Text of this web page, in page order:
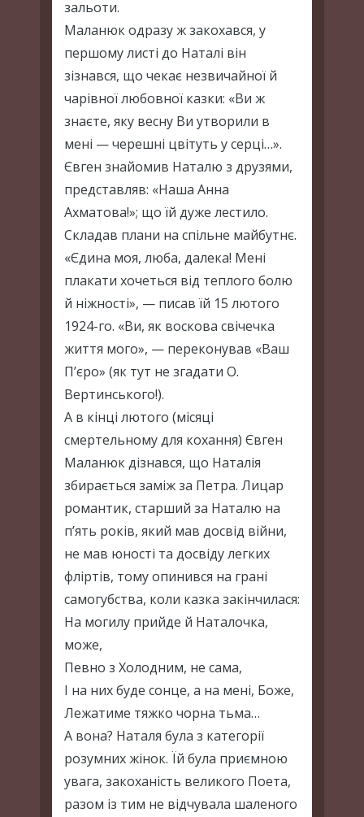
зальоти.
Маланюк одразу ж закохався, у
першому листі до Наталі він
зізнався, що чекає незвичайної й
чарівної любовної казки: «Ви ж
знаєте, яку весну Ви утворили в
мені — черешні цвітуть у серці…».
Євген знайомив Наталю з друзями,
представляв: «Наша Анна
Ахматова!»; що їй дуже лестило.
Складав плани на спільне майбутнє.
«Єдина моя, люба, далека! Мені
плакати хочеться від теплого болю
й ніжності», — писав їй 15 лютого
1924-го. «Ви, як воскова свічечка
життя мого», — переконував «Ваш
П’єро» (як тут не згадати О.
Вертинського!).
А в кінці лютого (місяці
смертельному для кохання) Євген
Маланюк дізнався, що Наталія
збирається заміж за Петра. Лицар
романтик, старший за Наталю на
п’ять років, який мав досвід війни,
не мав юності та досвіду легких
фліртів, тому опинився на грані
самогубства, коли казка закінчилася:
На могилу прийде й Наталочка,
може,
Певно з Холодним, не сама,
І на них буде сонце, а на мені, Боже,
Лежатиме тяжко чорна тьма…
А вона? Наталя була з категорії
розумних жінок. Їй була приємною
увага, закоханість великого Поета,
разом із тим не відчувала шаленого